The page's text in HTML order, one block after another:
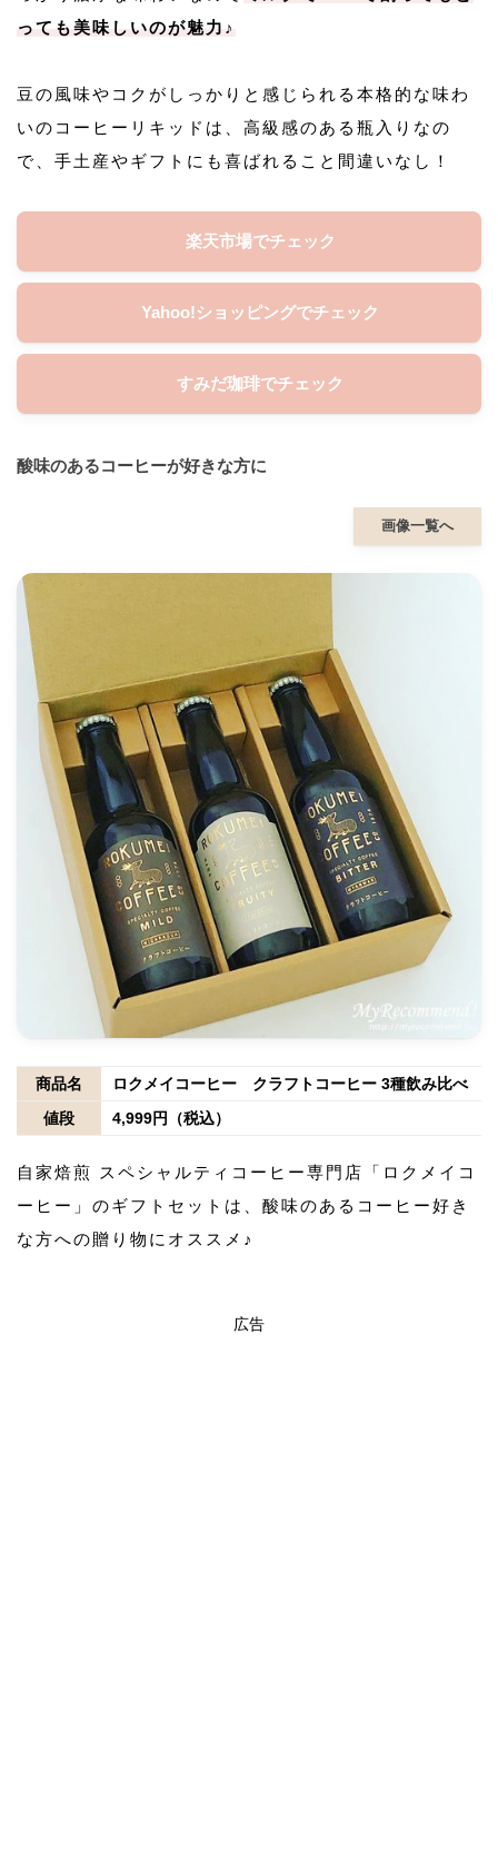
っても美味しいのが魅力♪
豆の風味やコクがしっかりと感じられる本格的な味わ
いのコーヒーリキッドは、高級感のある瓶入りなの
で、手土産やギフトにも喜ばれること間違いなし！
楽天市場でチェック
Yahoo!ショッピングでチェック
すみだ珈琲でチェック
酸味のあるコーヒーが好きな方に
画像一覧へ
商品名
ロクメイコーヒー クラフトコーヒー 3種飲み比べ
値段
4,999円（税込）
自家焙煎 スペシャルティコーヒー専門店「ロクメイコ
ーヒー」のギフトセットは、酸味のあるコーヒー好き
な方への贈り物にオススメ♪
広告